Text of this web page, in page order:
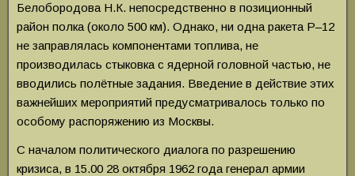
Белобородова Н.К. непосредственно в позиционный
район полка (около 500 км). Однако, ни одна ракета Р–12
не заправлялась компонентами топлива, не
производилась стыковка с ядерной головной частью, не
вводились полётные задания. Введение в действие этих
важнейших мероприятий предусматривалось только по
особому распоряжению из Москвы.
С началом политического диалога по разрешению
кризиса, в 15.00 28 октября 1962 года генерал армии